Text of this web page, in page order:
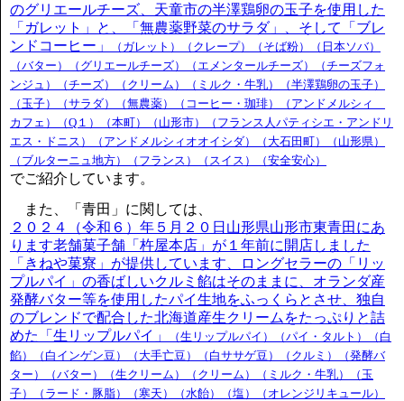
のグリエールチーズ、天童市の半澤鶏卵の玉子を使用した
「ガレット」と、「無農薬野菜のサラダ」、そして「ブレ
ンドコーヒー」
（ガレット）（クレープ）（そば粉）（日本ソバ）
（バター）（グリエールチーズ）（エメンタールチーズ）（チーズフォ
ンジュ）（チーズ）（クリーム）（ミルク・牛乳）（半澤鶏卵の玉子）
（玉子）（サラダ）（無農薬）（コーヒー・珈琲）（アンドメルシィ
カフェ）（Q１）（本町）（山形市）（フランス人パティシエ・アンドリ
エス・ドニス）（アンドメルシィオオイシダ）（大石田町）（山形県）
（ブルターニュ地方）（フランス）（スイス）（安全安心）
でご紹介しています。
また、「青田」に関しては、
２０２４（令和６）年５月２０日山形県山形市東青田にあ
ります老舗菓子舗「杵屋本店」が１年前に開店しました
「きねや菓寮」が提供しています、ロングセラーの「リッ
プルパイ」の香ばしいクルミ餡はそのままに、オランダ産
発酵バター等を使用したパイ生地をふっくらとさせ、独自
のブレンドで配合した北海道産生クリームをたっぷりと詰
めた「生リップルパイ」
（生リップルパイ）（パイ・タルト）（白
餡）（白インゲン豆）（大手亡豆）（白ササゲ豆）（クルミ）（発酵バ
ター）（バター）（生クリーム）（クリーム）（ミルク・牛乳）（玉
子）（ラード・豚脂）（寒天）（水飴）（塩）（オレンジリキュール）